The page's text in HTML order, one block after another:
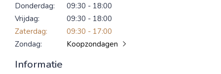
Donderdag:
09:30 - 18:00
Vrijdag:
09:30 - 18:00
Zaterdag:
09:30 - 17:00
Zondag:
Koopzondagen
Informatie